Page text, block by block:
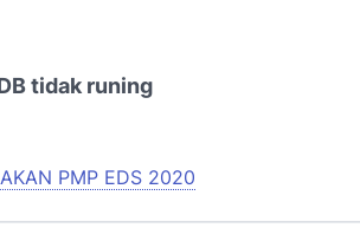
tidak runing
PMP EDS 2020